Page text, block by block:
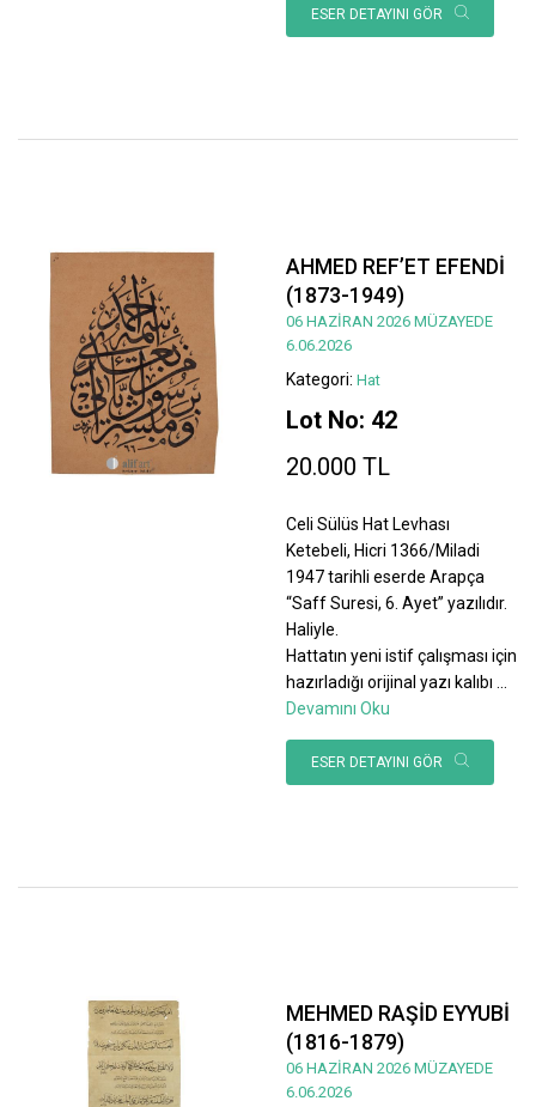
ESER DETAYINI GÖR
AHMED REF’ET EFENDİ
(1873-1949)
06 HAZİRAN 2026 MÜZAYEDE
6.06.2026
Kategori: Hat
Lot No: 42
20.000 TL
Celi Sülüs Hat Levhası
Ketebeli, Hicri 1366/Miladi
1947 tarihli eserde Arapça
“Saff Suresi, 6. Ayet” yazılıdır.
Haliyle.
Hattatın yeni istif çalışması için
hazırladığı orijinal yazı kalıbı
Devamını Oku
ESER DETAYINI GÖR
MEHMED RAŞİD EYYUBİ
(1816-1879)
06 HAZİRAN 2026 MÜZAYEDE
6.06.2026